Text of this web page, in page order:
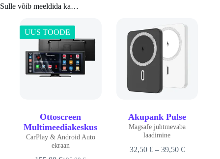
Sulle võib meeldida ka…
UUS TOODE
Ottoscreen
Multimeediakeskus
CarPlay & Android Auto
ekraan
Akupank Pulse
Magsafe juhtmevaba
laadimine
32,50 € – 39,50 €